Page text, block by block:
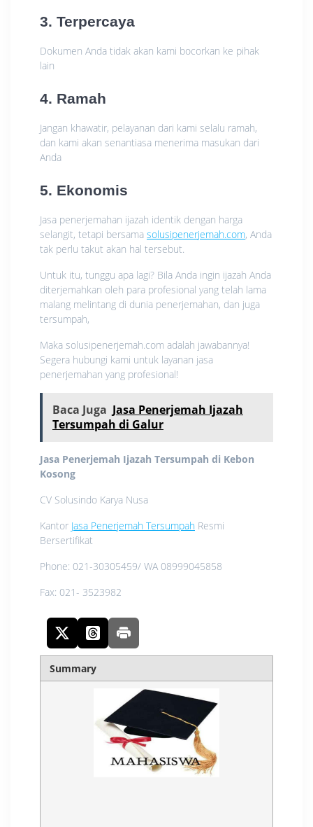
3. Terpercaya
Dokumen Anda tidak akan kami bocorkan ke pihak
lain
4. Ramah
Jangan khawatir, pelayanan dari kami selalu ramah,
dan kami akan senantiasa menerima masukan dari
Anda
5. Ekonomis
Jasa penerjemahan ijazah identik dengan harga
selangit, tetapi bersama solusipenerjemah.com, Anda
tak perlu takut akan hal tersebut.
Untuk itu, tunggu apa lagi? Bila Anda ingin ijazah Anda
diterjemahkan oleh para profesional yang telah lama
malang melintang di dunia penerjemahan, dan juga
tersumpah,
Maka solusipenerjemah.com adalah jawabannya!
Segera hubungi kami untuk layanan jasa
penerjemahan yang profesional!
Baca Juga Jasa Penerjemah Ijazah
Tersumpah di Galur
Jasa Penerjemah Ijazah Tersumpah di Kebon
Kosong
CV Solusindo Karya Nusa
Kantor Jasa Penerjemah Tersumpah Resmi
Bersertifikat
Phone: 021-30305459/ WA 08999045858
Fax: 021- 3523982
Summary